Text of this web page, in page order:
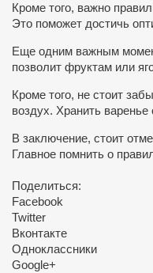
Кроме того, важно
Это поможет достичь
Еще одним важным
позволит фруктам или
Кроме того, не стоит
воздух. Хранить
В заключение, стоит
Главное помнить о
Поделиться:
Facebook
Twitter
Вконтакте
Одноклассники
Google+